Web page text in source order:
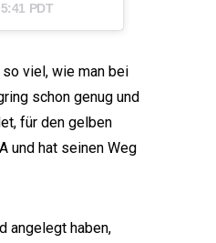
PDT
viel, wie man bei
schon genug und
für den gelben
und hat seinen Weg
angelegt haben,